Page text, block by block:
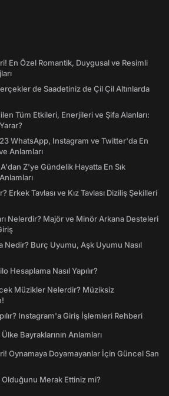
En Özel Romantik, Duygusal ve Resimli
de Saadetiniz de Çil Çil Altınlarda
Tüm Etkileri, Enerjileri ve Şifa Alanları:
WhatsApp, Instagram ve Twitter'da En
Anlamları
Z'ye Gündelik Hayatta En Sık
Erkek Tavlası ve Kız Tavlası Diziliş Şekilleri
Nelerdir? Majör ve Minör Arkana Desteleri
Nedir? Burç Uyumu, Aşk Uyumu Nasıl
Hesaplama Nasıl Yapılır?
Müzikler Nelerdir? Müziksiz
Instagram'a Giriş İşlemleri Rehberi
Bayraklarının Anlamları
Oynamaya Doyamayanlar İçin Güncel San
Merak Ettiniz mi?